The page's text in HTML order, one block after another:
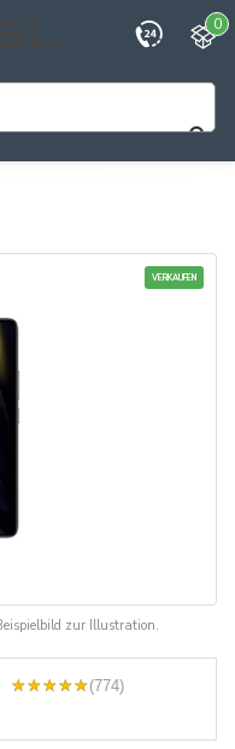
0
VERKAUFEN
zur Illustration.
(774)